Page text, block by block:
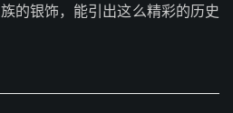
的银饰，能引出这么精彩的历史